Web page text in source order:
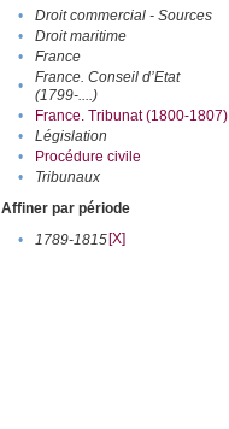
• Droit commercial - Sources
•
Droit maritime
•
France
•
France. Conseil d’Etat
(1799-....)
• France. Tribunat (1800-1807)
•
Législation
•
Procédure civile
•
Tribunaux
Affiner par période
•
1789-1815[X]